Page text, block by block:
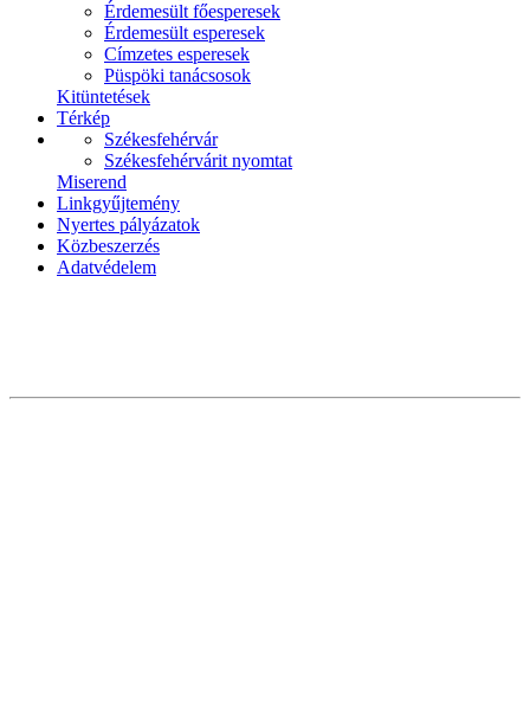
Érdemesült főesperesek
Érdemesült esperesek
Címzetes esperesek
Püspöki tanácsosok
Kitüntetések
Térkép
Székesfehérvár
Székesfehérvárit nyomtat
Miserend
Linkgyűjtemény
Nyertes pályázatok
Közbeszerzés
Adatvédelem